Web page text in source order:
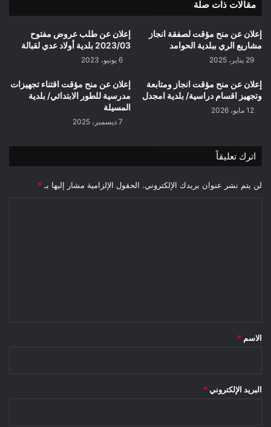
مقالات ذات صلة
إعلان عن منح مؤقت لصفقة انجاز
مشاريع الري ببلدية الحوامد
29 يناير، 2025
إعلان عن طلب عروض مفتوح
2023/03 بلدية أولاد عدي لقبالة
6 يونيو، 2023
إعلان عن منح مؤقت انجاز ومتابعة
وتجهيز اقسام دراسية/ بلدية امجدل
12 مايو، 2026
إعلان عن منح مؤقت اقتناء تجهيزات
مدرسية للطور الابتدائي/ بلدية
المسيلة
7 ديسمبر، 2025
اترك تعليقاً
لن يتم نشر عنوان بريدك الإلكتروني. الحقول الإلزامية مشار إليها بـ *
*
الاسم *
البريد الإلكتروني *